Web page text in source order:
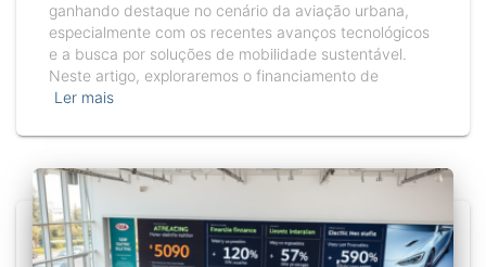
ganhando destaque no cenário da aviação urbana,
especialmente com os recentes avanços tecnológicos
e a busca por soluções de mobilidade sustentável.
Neste artigo, exploraremos o financiamento de
Ler mais